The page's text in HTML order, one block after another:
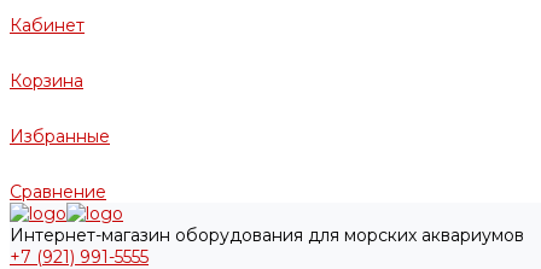
Кабинет
Корзина
Избранные
Сравнение
Интернет-магазин оборудования для морских аквариумов
+7 (921) 991-5555